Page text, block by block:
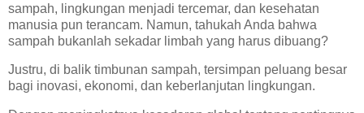
sampah, lingkungan menjadi tercemar, dan kesehatan
manusia pun terancam. Namun, tahukah Anda bahwa
sampah bukanlah sekadar limbah yang harus dibuang?
Justru, di balik timbunan sampah, tersimpan peluang besar
bagi inovasi, ekonomi, dan keberlanjutan lingkungan.